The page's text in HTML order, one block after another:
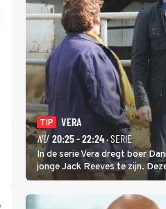
TIP
VERA
NU 20:25 - 22:24· SERIE
In de serie Vera dregt boer
jonge Jack Reeves te zijn.
familie en verliet het kamp